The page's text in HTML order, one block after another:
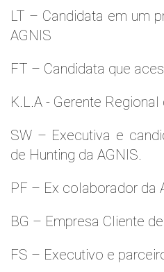
LT – Candidata em um
AGNIS
FT – Candidata que
K.L.A - Gerente Regional
SW – Executiva e
de Hunting da AGNIS.
PF – Ex colaborador da
BG – Empresa Cliente
FS – Executivo e